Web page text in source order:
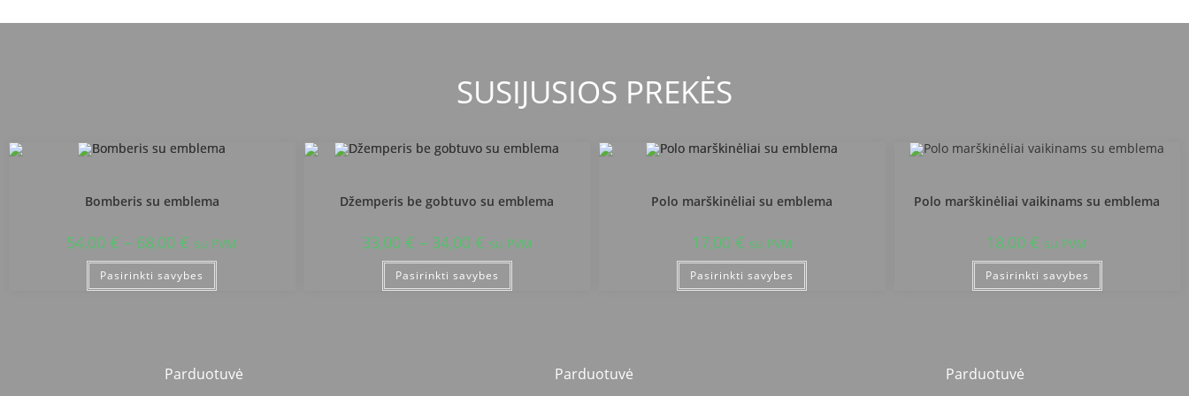
SUSIJUSIOS PREKĖS
Bomberis su emblema
54,00€ – 68,00€ su PVM
Pasirinkti savybes
Džemperis be gobtuvo su emblema
33,00 € – 34,00 € su PVM
Pasirinkti savybes
Polo marškinėliai su emblema
17,00 € su PVM
Pasirinkti savybes
Polo marškinėliai vaikinams su emblema
18,00€ su PVM
Pasirinkti savybes
Parduotuvė Parduotuvė Parduotuvė